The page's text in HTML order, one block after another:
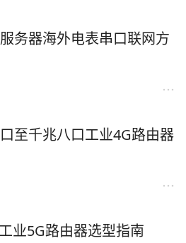
务器海外电表串口联网方
至千兆八口工业4G路由器
业5G路由器选型指南